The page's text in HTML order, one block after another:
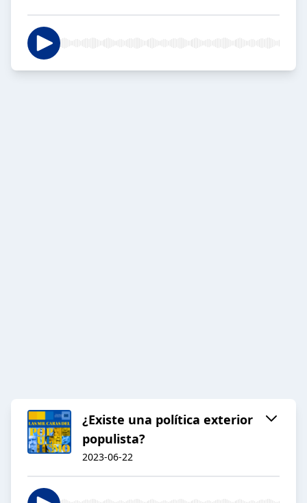
¿Existe una política exterior
populista?
2023-06-22